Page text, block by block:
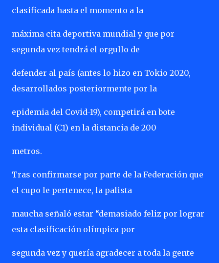
clasificada hasta el momento a la
máxima cita deportiva mundial y que por
segunda vez tendrá el orgullo de
defender al país (antes lo hizo en Tokio 2020,
desarrollados posteriormente por la
epidemia del Covid-19), competirá en bote
individual (C1) en la distancia de 200
metros.
Tras confirmarse por parte de la Federación que
el cupo le pertenece, la palista
maucha señaló estar “demasiado feliz por lograr
esta clasificación olímpica por
segunda vez y quería agradecer a toda la gente